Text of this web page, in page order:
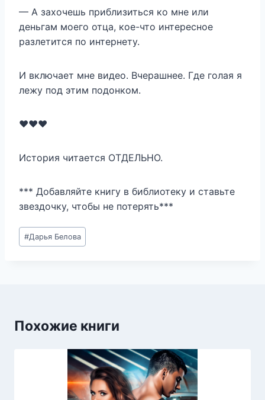
— А захочешь приблизиться ко мне или
деньгам моего отца, кое-что интересное
разлетится по интернету.
И включает мне видео. Вчерашнее. Где голая я
лежу под этим подонком.
❤️❤️❤️
История читается ОТДЕЛЬНО.
*** Добавляйте книгу в библиотеку и ставьте
звездочку, чтобы не потерять***
Метки
записи:
#Дарья Белова
Похожие книги